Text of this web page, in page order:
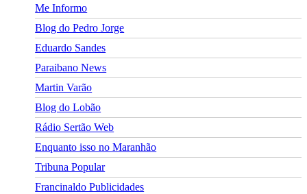
Me Informo
Blog do Pedro Jorge
Eduardo Sandes
Paraibano News
Martin Varão
Blog do Lobão
Rádio Sertão Web
Enquanto isso no Maranhão
Tribuna Popular
Francinaldo Publicidades